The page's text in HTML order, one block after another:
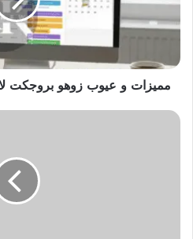
لادارة
المشاريع
2026
مميزات و عيوب زوهو بروجكت
كيفية